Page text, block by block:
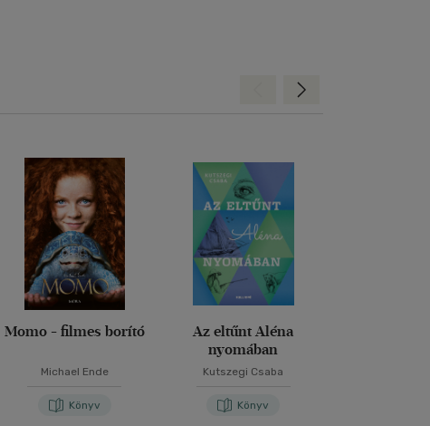
Momo - filmes borító
Michael Ende
Könyv
Az eltűnt Aléna
nyomában
Kutszegi Csaba
Könyv
Előre